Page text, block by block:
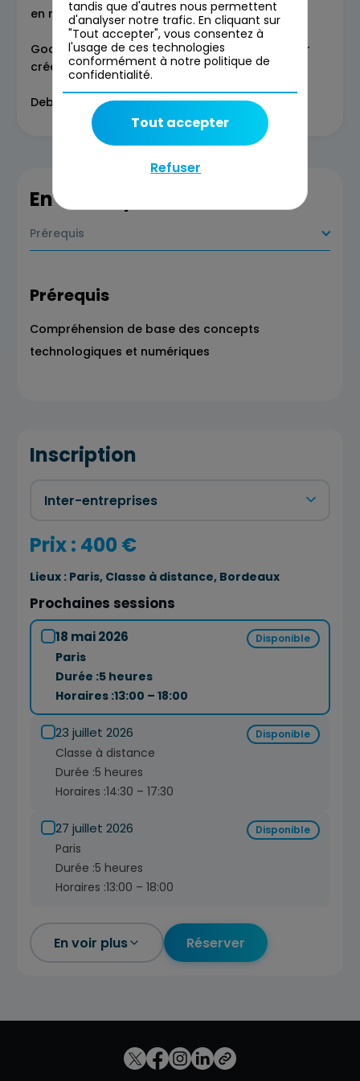
en main de lovable
Google AI Studio : présentation & exercice pour
créer un agent/assistant IA
Debrief & prochaines étapes
En savoir plus
Prérequis
Prérequis
Compréhension de base des concepts
technologiques et numériques
Inscription
Prix : 400 €
Lieux : Paris, Classe à distance, Bordeaux
Prochaines sessions
18 mai 2026 Disponible
Paris
Durée :5 heures
Horaires :13:00 – 18:00
23 juillet 2026 Disponible
Classe à distance
Durée :5 heures
Horaires :14:30 – 17:30
27 juillet 2026 Disponible
Paris
Durée :5 heures
Horaires :13:00 – 18:00
En voir plus Réserver
tandis que d'autres nous permettent
d'analyser notre trafic. En cliquant sur
"Tout accepter", vous consentez à
l'usage de ces technologies
conformément à notre politique de
confidentialité.
Refuser
Tout accepter